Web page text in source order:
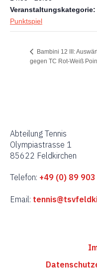
Veranstaltungskategorie:
Punktspiel
Bambini 12 III:
gegen TC Rot-Weiß
Abteilung Tennis
Olympiastrasse 1
85622 Feldkirchen
Telefon: +49 (0) 89
Email: